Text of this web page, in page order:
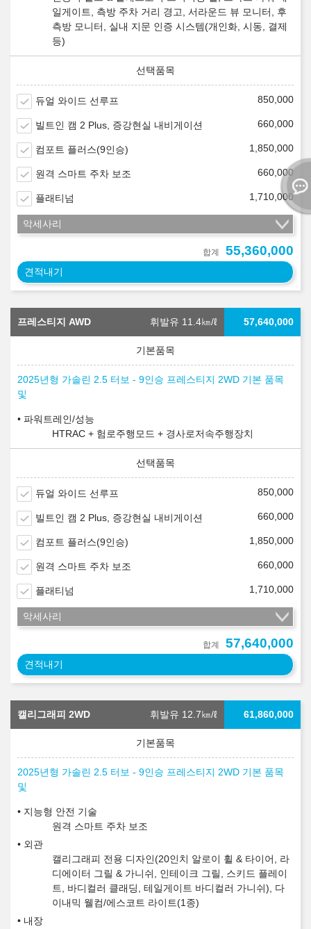
일게이트, 측방 주차 거리 경고, 서라운드 뷰 모니터, 후
측방 모니터, 실내 지문 인증 시스템(개인화, 시동, 결제
등)
듀얼 와이드 선루프 850,000
빌트인 캠 2 Plus, 증강현실 내비게이션 660,000
컴포트 플러스(9인승) 1,850,000
원격 스마트 주차 보조 660,000
플래티넘 1,710,000
악세사리
합계 55,360,000
견적내기
프레스티지 AWD 휘발유 11.4㎞/ℓ 57,640,000
2025년형 가솔린 2.5 터보 - 9인승 프레스티지 2WD 기본 품목
및
파워트레인/성능
HTRAC + 험로주행모드 + 경사로저속주행장치
듀얼 와이드 선루프 850,000
빌트인 캠 2 Plus, 증강현실 내비게이션 660,000
컴포트 플러스(9인승) 1,850,000
원격 스마트 주차 보조 660,000
플래티넘 1,710,000
악세사리
합계 57,640,000
견적내기
캘리그래피 2WD 휘발유 12.7㎞/ℓ 61,860,000
2025년형 가솔린 2.5 터보 - 9인승 프레스티지 2WD 기본 품목
및
지능형 안전 기술
원격 스마트 주차 보조
외관
캘리그래피 전용 디자인(20인치 알로이 휠 & 타이어, 라
디에이터 그릴 & 가니쉬, 인테이크 그릴, 스키드 플레이
트, 바디컬러 클래딩, 테일게이트 바디컬러 가니쉬), 다
이내믹 웰컴/에스코트 라이트(1종)
내장